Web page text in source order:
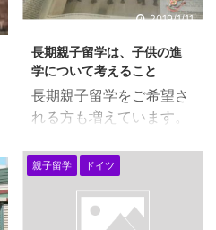
2019/1/11
長期親子留学は、子供の進
学について考えること
長期親子留学をご希望さ
れる方も増えています。
年以上と言われますが、
１年では何もできません
ので、最低でも２年、３
年は親子留学をしたいも
親子留学 ドイツ